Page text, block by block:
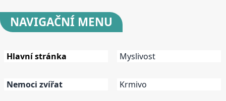
NAVIGAČNÍ MENU
Hlavní stránka
Nemoci zvířat
Myslivost
Krmivo